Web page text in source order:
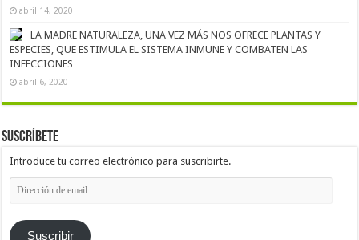
abril 14, 2020
LA MADRE NATURALEZA, UNA VEZ MÁS NOS OFRECE PLANTAS Y
ESPECIES, QUE ESTIMULA EL SISTEMA INMUNE Y COMBATEN LAS
INFECCIONES
abril 6, 2020
Suscríbete
Introduce tu correo electrónico para suscribirte.
Dirección
de
Suscribir